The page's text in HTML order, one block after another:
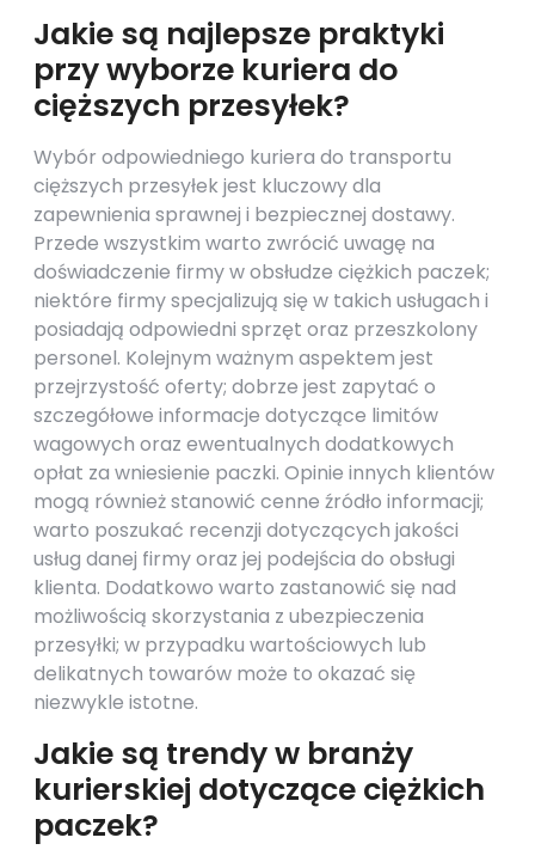
Jakie są najlepsze praktyki
przy wyborze kuriera do
cięższych przesyłek?
Wybór odpowiedniego kuriera do transportu
cięższych przesyłek jest kluczowy dla
zapewnienia sprawnej i bezpiecznej dostawy.
Przede wszystkim warto zwrócić uwagę na
doświadczenie firmy w obsłudze ciężkich paczek;
niektóre firmy specjalizują się w takich usługach i
posiadają odpowiedni sprzęt oraz przeszkolony
personel. Kolejnym ważnym aspektem jest
przejrzystość oferty; dobrze jest zapytać o
szczegółowe informacje dotyczące limitów
wagowych oraz ewentualnych dodatkowych
opłat za wniesienie paczki. Opinie innych klientów
mogą również stanowić cenne źródło informacji;
warto poszukać recenzji dotyczących jakości
usług danej firmy oraz jej podejścia do obsługi
klienta. Dodatkowo warto zastanowić się nad
możliwością skorzystania z ubezpieczenia
przesyłki; w przypadku wartościowych lub
delikatnych towarów może to okazać się
niezwykle istotne.
Jakie są trendy w branży
kurierskiej dotyczące ciężkich
paczek?